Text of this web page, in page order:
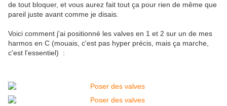
de tout bloquer, et vous aurez fait tout ça pour rien de même que
pareil juste avant comme je disais.
Voici comment j'ai positionné les valves en 1 et 2 sur un de mes
harmos en C (mouais, c'est pas hyper précis, mais ça marche,
c'est l'essentiel) :